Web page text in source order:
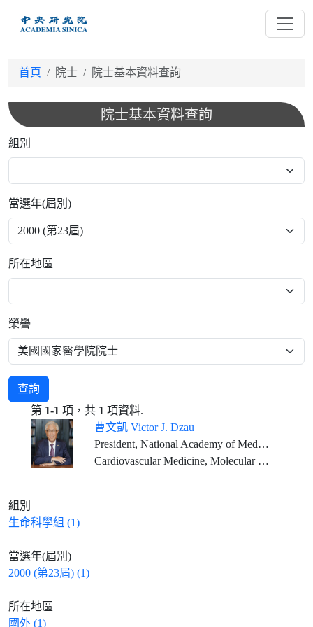
首頁 院士 院士基本資料查詢
院士基本資料查詢
組別
當選年(屆別)
所在地區
榮譽
查詢
第 1-1 項，共 1 項資料.
曹文凱 Victor J. Dzau
President, National Academy of Medicine, USA Vice-Chair, National Research Council, USA
Cardiovascular Medicine, Molecular Medicine
組別
生命科學組 (1)
當選年(屆別)
2000 (第23屆) (1)
所在地區
國外 (1)